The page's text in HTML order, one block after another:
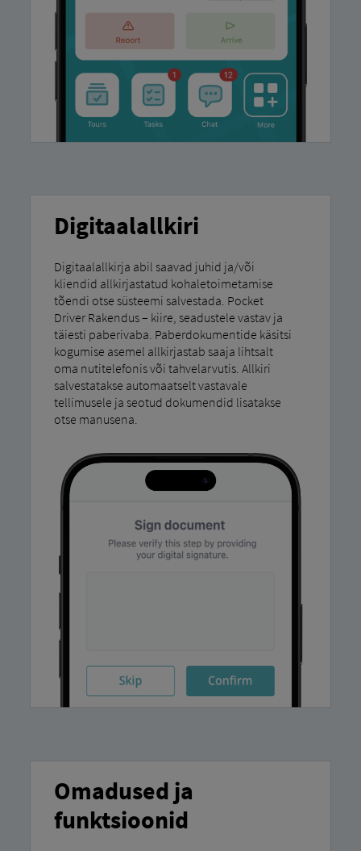
Digitaalallkiri
Digitaalallkirja abil saavad juhid ja/või
kliendid allkirjastatud kohaletoimetamise
tõendi otse süsteemi salvestada. Pocket
Driver Rakendus – kiire, seadustele vastav ja
täiesti paberivaba. Paberdokumentide käsitsi
kogumise asemel allkirjastab saaja lihtsalt
oma nutitelefonis või tahvelarvutis. Allkiri
salvestatakse automaatselt vastavale
tellimusele ja seotud dokumendid lisatakse
otse manusena.
Omadused ja
funktsioonid